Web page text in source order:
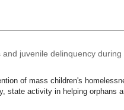
juvenile delinquency
of mass children's
state activity in helping orphans